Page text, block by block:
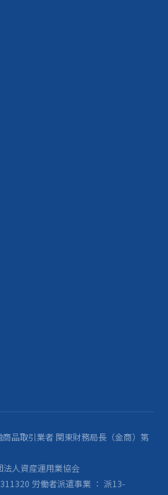
品取引業者 関東財務局長（金商）第
法人資産運用業協会
労働者派遣事業 ： 派13-